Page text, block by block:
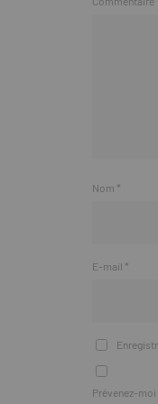
Nom *
E-mail *
Prévenez-